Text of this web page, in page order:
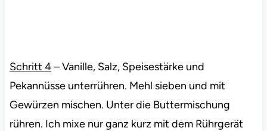
Schritt 4– Vanille, Salz, Speisestärke und
Pekannüsse unterrühren. Mehl sieben und mit
Gewürzen mischen. Unter die Buttermischung
rühren. Ich mixe nur ganz kurz mit dem Rührgerät